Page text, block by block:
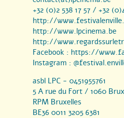
+32 (0)2 538 17 57 / +32
http://
http://www.lpcinema.be
http://
Facebook : https://
Instagram :
asbl LPC - 0451955761
5 A rue du Fort / 1060
RPM Bruxelles
BE36 0011 3205 6381